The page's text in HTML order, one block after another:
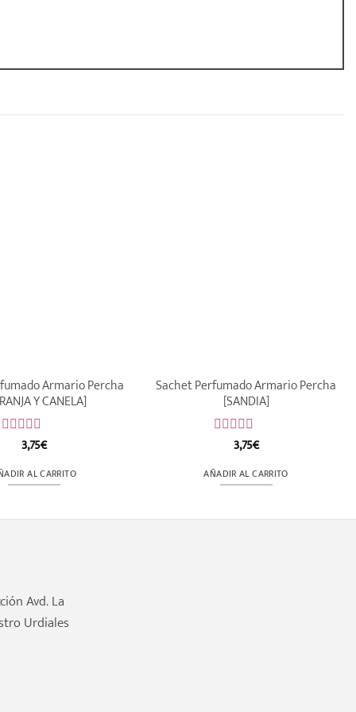
Armario Percha
Y CANELA]
Valorado
0
de
3,75€
AL CARRITO
Sachet Perfumado Armario Percha
[SANDIA]
Valorado
0
de
3,75€
AÑADIR AL CARRITO
Avd. La
Urdiales